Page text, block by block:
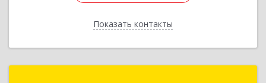
Показать контакты
Назад